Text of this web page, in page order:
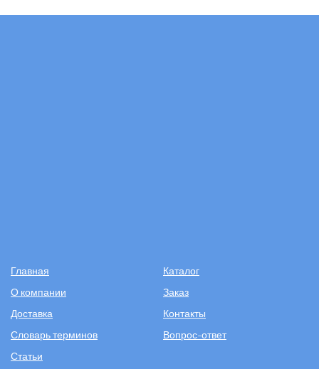
Главная
Каталог
О компании
Заказ
Доставка
Контакты
Словарь терминов
Вопрос-ответ
Статьи